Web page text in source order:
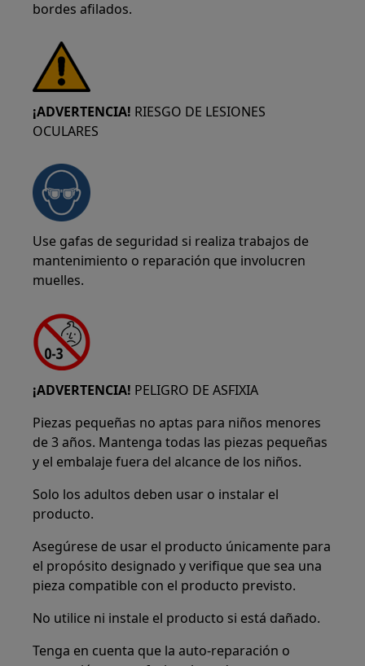
bordes afilados.
¡ADVERTENCIA! RIESGO DE LESIONES
OCULARES
Use gafas de seguridad si realiza trabajos de
mantenimiento o reparación que involucren
muelles.
¡ADVERTENCIA! PELIGRO DE ASFIXIA
Piezas pequeñas no aptas para niños menores
de 3 años. Mantenga todas las piezas pequeñas
y el embalaje fuera del alcance de los niños.
Solo los adultos deben usar o instalar el
producto.
Asegúrese de usar el producto únicamente para
el propósito designado y verifique que sea una
pieza compatible con el producto previsto.
No utilice ni instale el producto si está dañado.
Tenga en cuenta que la auto-reparación o